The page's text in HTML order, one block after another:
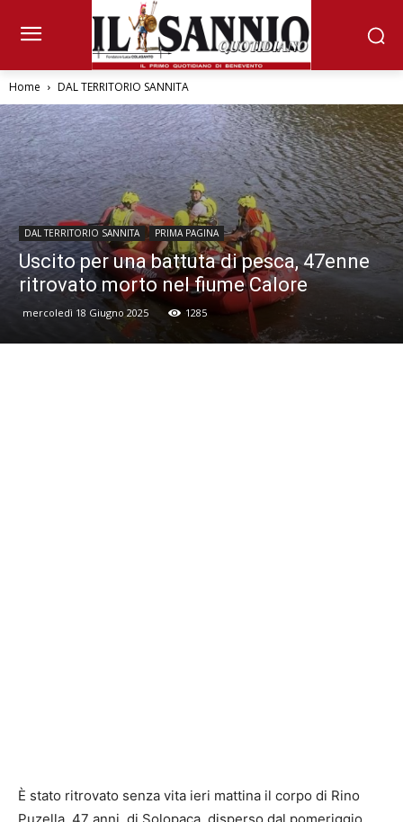
Home DAL TERRITORIO SANNITA
DAL TERRITORIO SANNITA PRIMA PAGINA
Uscito per una battuta di pesca, 47enne
ritrovato morto nel fiume Calore
mercoledì 18 Giugno 2025 1285
È stato ritrovato senza vita ieri mattina il corpo di Rino